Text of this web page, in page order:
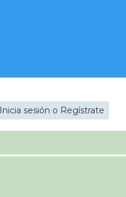
Inicia sesión o Regístrate